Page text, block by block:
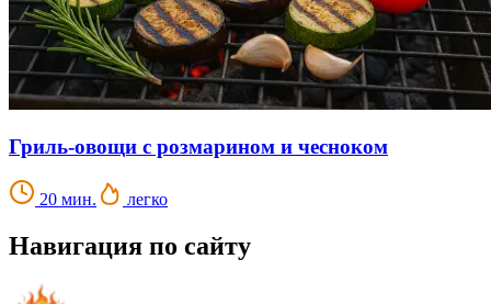
Гриль-овощи с розмарином и чесноком
20 мин. легко
Навигация по сайту